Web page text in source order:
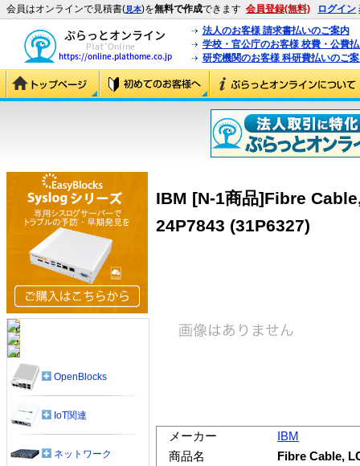
会員はオンラインで見積書(見本)を無料で作成できます 会員登録(無料) ログイン
法人のお客様 請求書払いのご案内
学校・官公庁のお客様 校費・公費
研究機関のお客様 科研費払いのご
IBM [N-1商品]Fibre
24P7843 (31P6327)
メーカー
IBM
商品名
Fibre Cable,
OpenBlocks
IoT関連
ネットワーク